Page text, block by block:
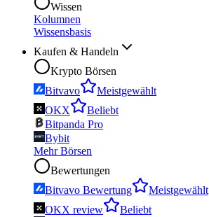
Wissen
Kolumnen
Wissensbasis
Kaufen & Handeln
Krypto Börsen
Bitvavo
Meistgewählt
OKX
Beliebt
Bitpanda Pro
Bybit
Mehr Börsen
Bewertungen
Bitvavo Bewertung
Meistgewählt
OKX review
Beliebt